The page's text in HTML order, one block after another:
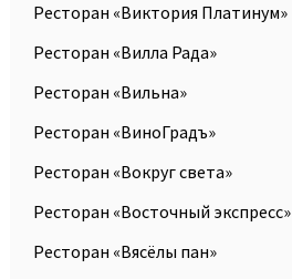
Ресторан «Виктория Платинум»
Ресторан «Вилла Рада»
Ресторан «Вильна»
Ресторан «ВиноГрадъ»
Ресторан «Вокруг света»
Ресторан «Восточный экспресс»
Ресторан «Вясёлы пан»